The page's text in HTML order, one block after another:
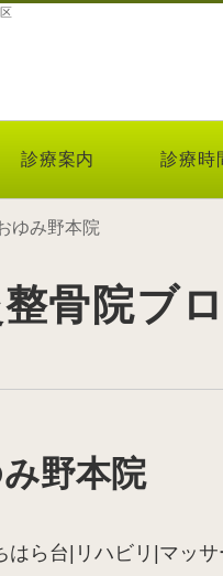
診療案内 診療時
ゆみ野本院
骨院ブ
野本院
ら台|リハビリ|マッサ